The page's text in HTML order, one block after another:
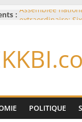
: Assemblée
d’enquête à
de la Espriella
Bénin: Patrice
Moyen-Orient:
Pakistan et la
accord de défense
POLITIQUE